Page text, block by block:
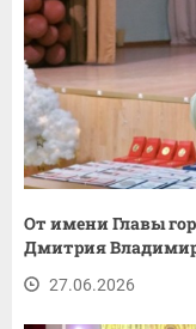
От имени Главы
Дмитрия
27.06.2026